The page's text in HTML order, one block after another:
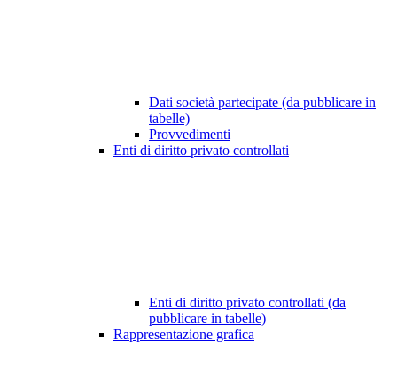
Dati società partecipate (da pubblicare in
tabelle)
Provvedimenti
Enti di diritto privato controllati
Enti di diritto privato controllati (da
pubblicare in tabelle)
Rappresentazione grafica